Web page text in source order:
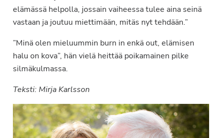
elämässä helpolla, jossain vaiheessa tulee aina seinä
vastaan ja joutuu miettimään, mitäs nyt tehdään.”
”Minä olen mieluummin burn in enkä out, elämisen
halu on kova”, hän vielä heittää poikamainen pilke
silmäkulmassa.
Teksti: Mirja Karlsson